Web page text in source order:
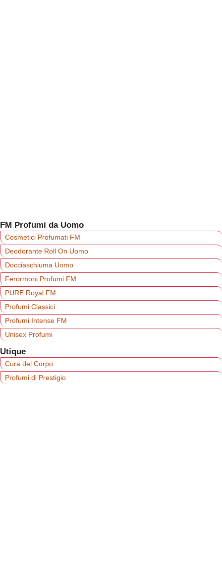
FM Profumi da Uomo
Cosmetici Profumati FM
Deodorante Roll On Uomo‎
Docciaschiuma Uomo
Ferormoni Profumi FM
PURE Royal FM
Profumi Classici
Profumi Intense FM
Unisex Profumi
Utique
Cura del Corpo
Profumi di Prestigio